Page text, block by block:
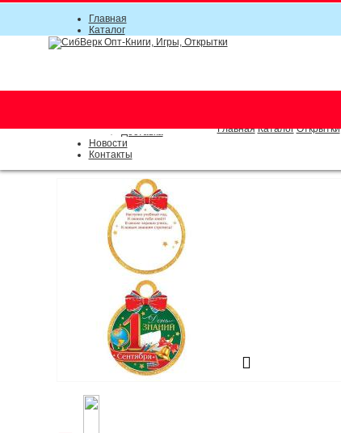
Главная
Каталог
Прайс-листы
Доставка
Новости
Контакты
Главная Каталог Открытки